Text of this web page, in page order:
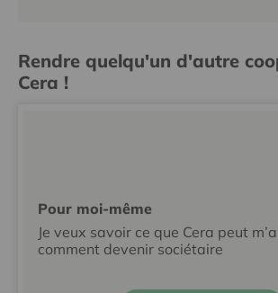
Rendre quelqu'un d'autre
Cera !
Pour moi-même
Je veux savoir ce que Cera peut
comment devenir sociétaire